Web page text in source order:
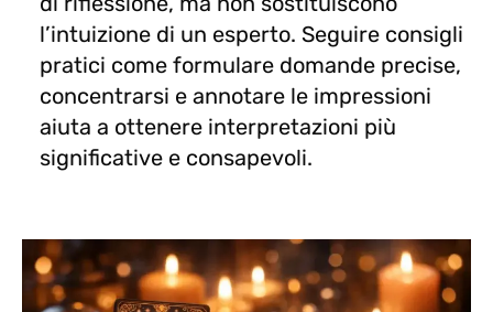
l’intuizione di un esperto. Seguire consigli
pratici come formulare domande precise,
concentrarsi e annotare le impressioni
aiuta a ottenere interpretazioni più
significative e consapevoli.